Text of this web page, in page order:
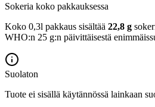
Sokeria koko pakkauksessa
Koko 0,3l pakkaus sisältää 22,8 g
WHO:n 25 g:n päivittäisestä
Suolaton
Tuote ei sisällä käytännössä lainkaan